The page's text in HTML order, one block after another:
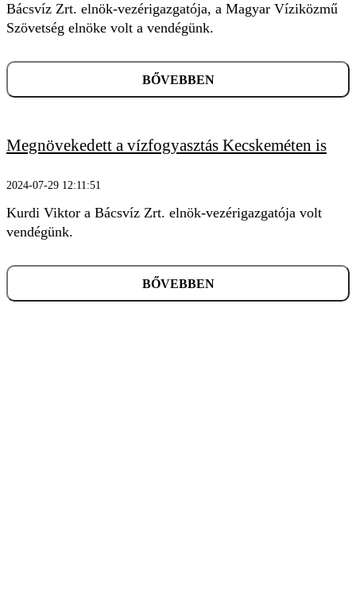
Bácsvíz Zrt. elnök-vezérigazgatója, a Magyar Víziközmű
Szövetség elnöke volt a vendégünk.
BŐVEBBEN
Megnövekedett a vízfogyasztás Kecskeméten is
2024-07-29 12:11:51
Kurdi Viktor a Bácsvíz Zrt. elnök-vezérigazgatója volt
vendégünk.
BŐVEBBEN